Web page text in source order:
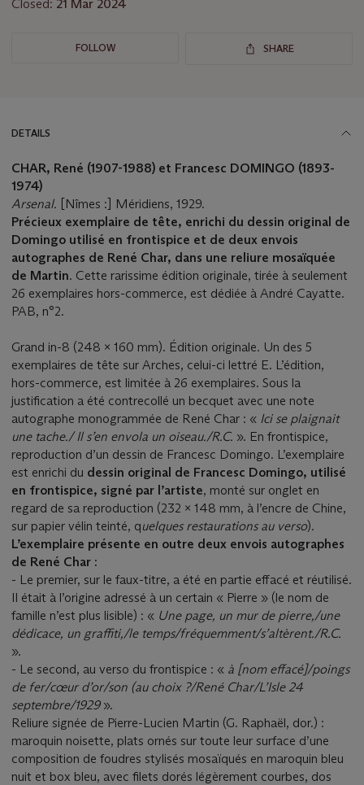
Closed: 21 Mar 2024
FOLLOW SHARE
DETAILS
CHAR, René (1907-1988) et Francesc DOMINGO (1893-
1974)
Arsenal. [Nîmes :] Méridiens, 1929.
Précieux exemplaire de tête, enrichi du dessin original de
Domingo utilisé en frontispice et de deux envois
autographes de René Char, dans une reliure mosaïquée
de Martin. Cette rarissime édition originale, tirée à seulement
26 exemplaires hors-commerce, est dédiée à André Cayatte.
PAB, n°2.
Grand in-8 (248 x 160 mm). Édition originale. Un des 5
exemplaires de tête sur Arches, celui-ci lettré E. L’édition,
hors-commerce, est limitée à 26 exemplaires. Sous la
justification a été contrecollé un becquet avec une note
autographe monogrammée de René Char : « Ici se plaignait
une tache./ Il s’en envola un oiseau./R.C. ». En frontispice,
reproduction d’un dessin de Francesc Domingo. L’exemplaire
est enrichi du dessin original de Francesc Domingo, utilisé
en frontispice, signé par l’artiste, monté sur onglet en
regard de sa reproduction (232 x 148 mm, à l’encre de Chine,
sur papier vélin teinté, quelques restaurations au verso).
L’exemplaire présente en outre deux envois autographes
de René Char :
- Le premier, sur le faux-titre, a été en partie effacé et réutilisé.
Il était à l’origine adressé à un certain « Pierre » (le nom de
famille n’est plus lisible) : « Une page, un mur de pierre,/une
dédicace, un graffiti,/le temps/fréquemment/s’altèrent./R.C.
».
- Le second, au verso du frontispice : « à [nom effacé]/poings
de fer/cœur d’or/son (au choix ?/René Char/L’Isle 24
septembre/1929 ».
Reliure signée de Pierre-Lucien Martin (G. Raphaël, dor.) :
maroquin noisette, plats ornés sur toute leur surface d’une
composition de foudres stylisés mosaïqués en maroquin bleu
nuit et box bleu, avec filets dorés légèrement courbes, dos